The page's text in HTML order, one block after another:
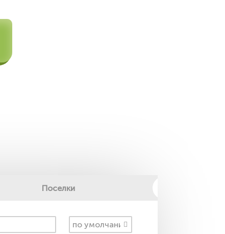
Поселки